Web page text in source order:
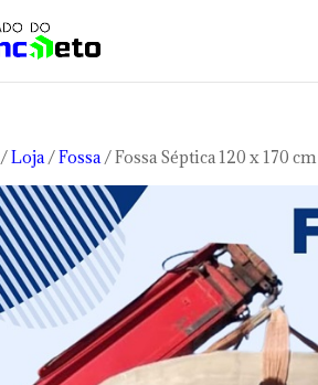
/Loja/Fossa/ Fossa Séptica 120 x 170 cm